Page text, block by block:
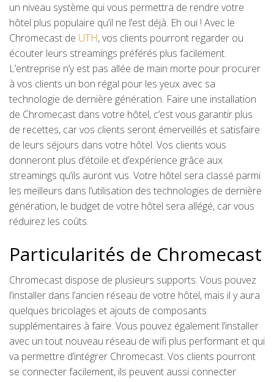
un niveau système qui vous permettra de rendre votre
hôtel plus populaire qu’il ne l’est déjà. Eh oui ! Avec le
Chromecast de UTH, vos clients pourront regarder ou
écouter leurs streamings préférés plus facilement.
L’entreprise n’y est pas allée de main morte pour procurer
à vos clients un bon régal pour les yeux avec sa
technologie de dernière génération. Faire une installation
de Chromecast dans votre hôtel, c’est vous garantir plus
de recettes, car vos clients seront émerveillés et satisfaire
de leurs séjours dans votre hôtel. Vos clients vous
donneront plus d’étoile et d’expérience grâce aux
streamings qu’ils auront vus. Votre hôtel sera classé parmi
les meilleurs dans l’utilisation des technologies de dernière
génération, le budget de votre hôtel sera allégé, car vous
réduirez les coûts.
Particularités de Chromecast
Chromecast dispose de plusieurs supports. Vous pouvez
l’installer dans l’ancien réseau de votre hôtel, mais il y aura
quelques bricolages et ajouts de composants
supplémentaires à faire. Vous pouvez également l’installer
avec un tout nouveau réseau de wifi plus performant et qui
va permettre d’intégrer Chromecast. Vos clients pourront
se connecter facilement, ils peuvent aussi connecter